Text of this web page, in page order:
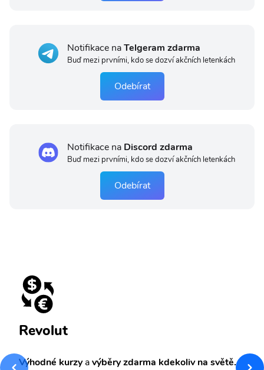
Notifikace naTelgeram zdarma
Buď mezi prvními, kdo se dozví akčních letenkách
Odebírat
Notifikace na Discord zdarma
Buď mezi prvními, kdo se dozví akčních letenkách
Odebírat
Revolut
Výhodné kurzyavýběry zdarma kdekoliv na světě.